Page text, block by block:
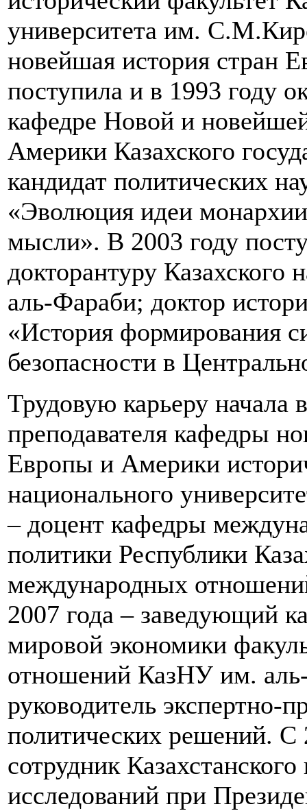
университета им.
новейшая история стран
поступила и в 1993 году
кафедре Новой и
Америки Казахского
кандидат политических
«Эволюция идеи
мысли». В 2003 году
докторантуру Казахского
аль-Фараби; доктор
«История формирования
безопасности в
Трудовую карьеру начала
преподавателя кафедры
Европы и Америки
национального
– доцент кафедры
политики Республики
международных
2007 года – заведующий
мировой экономики
отношений КазНУ им.
руководитель экспертно-
политических решений. С
сотрудник
исследований при